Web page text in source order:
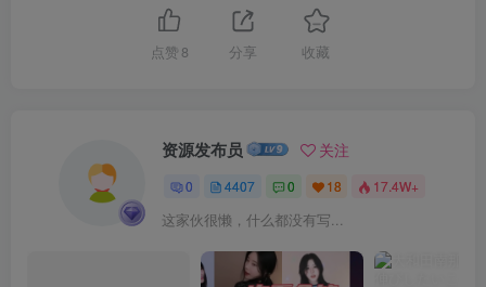
点赞 8 分享 收藏
资源发布员 关注
0 4407 0 18 17.4W+
这家伙很懒，什么都没有写...